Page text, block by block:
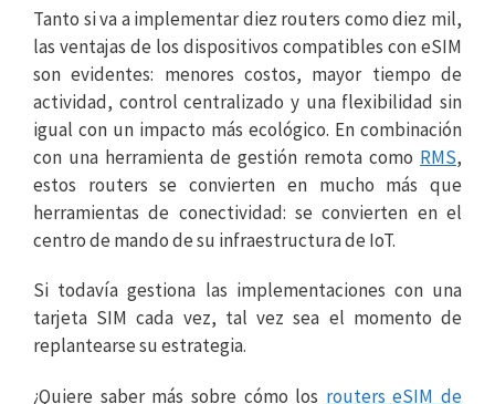
Tanto si va a implementar diez routers como diez mil,
las ventajas de los dispositivos compatibles con eSIM
son evidentes: menores costos, mayor tiempo de
actividad, control centralizado y una flexibilidad sin
igual con un impacto más ecológico. En combinación
con una herramienta de gestión remota como RMS,
estos routers se convierten en mucho más que
herramientas de conectividad: se convierten en el
centro de mando de su infraestructura de IoT.
Si todavía gestiona las implementaciones con una
tarjeta SIM cada vez, tal vez sea el momento de
replantearse su estrategia.
¿Quiere saber más sobre cómo los routers eSIM de